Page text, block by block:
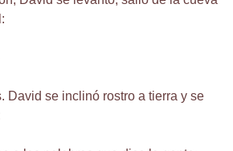
David se inclinó rostro a tierra y se